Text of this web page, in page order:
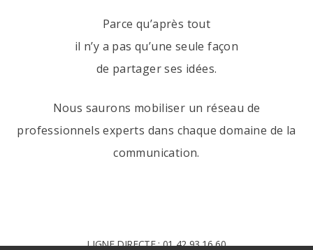
Parce qu’après tout
il n’y a pas qu’une seule façon
de partager ses idées.
Nous saurons mobiliser un réseau de
professionnels experts dans chaque domaine de la
communication.
LIGNE DIRECTE : 01 42 93 16 60